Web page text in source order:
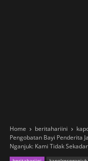
Home beritahariini
Pengobatan Bayi Penderita
Nganjuk: Kami Tidak